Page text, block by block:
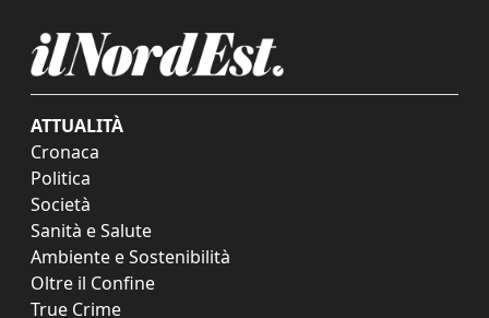
ATTUALITÀ
Cronaca
Politica
Società
Sanità e Salute
Ambiente e Sostenibilità
Oltre il Confine
True Crime